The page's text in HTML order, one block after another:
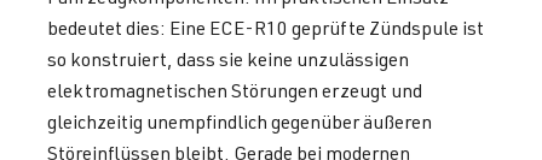
bedeutet dies: Eine ECE-R10 geprüfte Zündspule ist
so konstruiert, dass sie keine unzulässigen
elektromagnetischen Störungen erzeugt und
gleichzeitig unempfindlich gegenüber äußeren
Störeinflüssen bleibt. Gerade bei modernen